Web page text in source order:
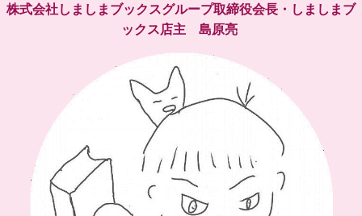
株式会社しましまブックスグループ取締役会長・しましまブ
ックス店主 島原亮